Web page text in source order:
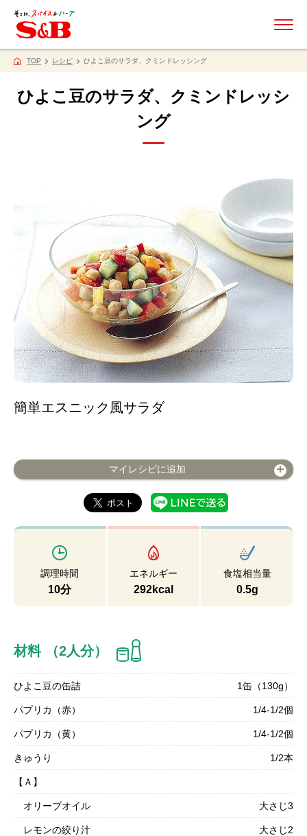
TOP レシピ ひよこ豆のサラダ、クミンドレッシング
ひよこ豆のサラダ、クミンドレッシ
ング
簡単エスニック風サラダ
マイレシピに追加
調理時間
10分
エネルギー
292kcal
食塩相当量
0.5g
材料 （2人分）
ひよこ豆の缶詰 1缶（130g）
パプリカ（赤） 1/4-1/2個
パプリカ（黄） 1/4-1/2個
きゅうり 1/2本
【Ａ】
オリーブオイル 大さじ3
レモンの絞り汁 大さじ2